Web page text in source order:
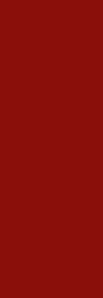
Shop
Vin
Schloss Bockfliess